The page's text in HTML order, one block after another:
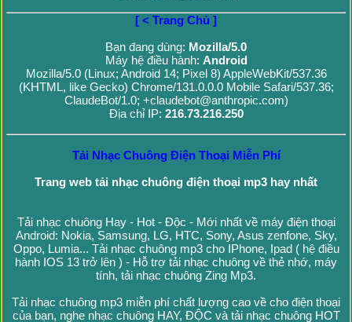
[ < Trang Chủ ]
Bạn đang dùng: Mozilla/5.0
Máy hệ điều hành: Android
Mozilla/5.0 (Linux; Android 14; Pixel 8) AppleWebKit/537.36
(KHTML, like Gecko) Chrome/131.0.0.0 Mobile Safari/537.36;
ClaudeBot/1.0; +claudebot@anthropic.com)
Địa chỉ IP: 216.73.216.250
Tải Nhạc Chuông Điện Thoại Miễn Phí
Trang web tải nhạc chuông điện thoại mp3 hay nhất
Tải nhạc chuông Hay - Hot - Độc - Mới nhất về máy điện thoại
Android: Nokia, Samsung, LG, HTC, Sony, Asus zenfone, Sky,
Oppo, Lumia... Tải nhạc chuông mp3 cho IPhone, Ipad ( hệ điều
hành IOS 13 trở lên ) - Hỗ trợ tải nhạc chuông về thẻ nhớ, máy
tính, tải nhạc chuông Zing Mp3.
Tải nhạc chuông mp3 miễn phí chất lượng cao về cho điện thoại
của bạn, nghe nhạc chuông HAY, ĐỘC và tải nhạc chuông HOT